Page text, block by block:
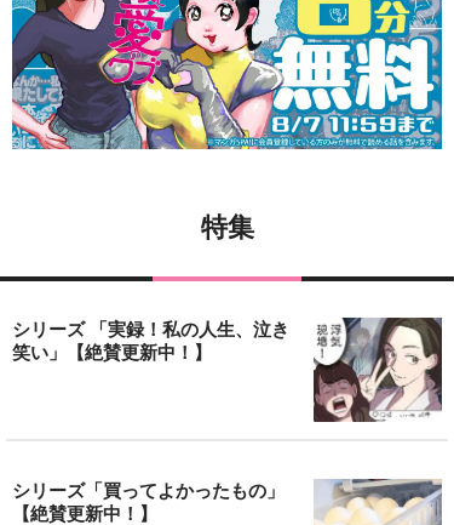
特集
シリーズ 「実録！私の人生、泣き
笑い」【絶賛更新中！】
シリーズ「買ってよかったもの」
【絶賛更新中！】